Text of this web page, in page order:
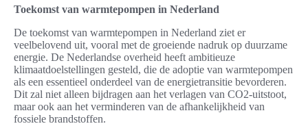
Toekomst van warmtepompen in Nederland
De toekomst van warmtepompen in Nederland ziet er
veelbelovend uit, vooral met de groeiende nadruk op duurzame
energie. De Nederlandse overheid heeft ambitieuze
klimaatdoelstellingen gesteld, die de adoptie van warmtepompen
als een essentieel onderdeel van de energietransitie bevorderen.
Dit zal niet alleen bijdragen aan het verlagen van CO2-uitstoot,
maar ook aan het verminderen van de afhankelijkheid van
fossiele brandstoffen.